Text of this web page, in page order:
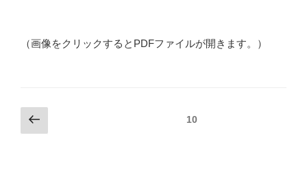
（画像をクリックするとPDFファイルが開きます。）
投
稿
前
の
10